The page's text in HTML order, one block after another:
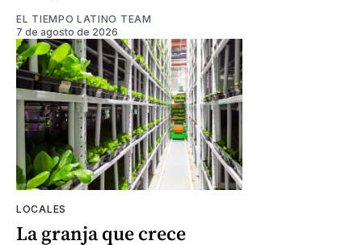
EL TIEMPO LATINO TEAM
7 de agosto de 2026
LOCALES
La granja que crece